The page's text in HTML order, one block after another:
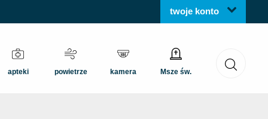
twoje konto
apteki powietrze kamera Msze św.